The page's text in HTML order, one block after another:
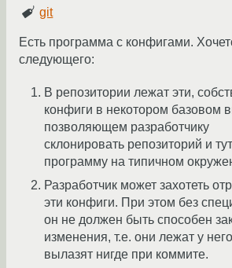
git
Есть программа с конфигами.
следующего:
В репозитории лежат эти,
конфиги в некотором базовом
позволяющем разработчику
склонировать репозиторий и
программу на типичном
Разработчик может захотеть
эти конфиги. При этом без
он не должен быть способен
изменения, т.е. они лежат у
вылазят нигде при коммите.